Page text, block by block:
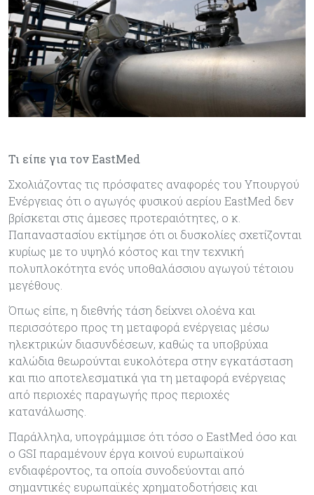
Τι είπε για τον EastMed
Σχολιάζοντας τις πρόσφατες αναφορές του Υπουργού
Ενέργειας ότι ο αγωγός φυσικού αερίου EastMed δεν
βρίσκεται στις άμεσες προτεραιότητες, ο κ.
Παπαναστασίου εκτίμησε ότι οι δυσκολίες σχετίζονται
κυρίως με το υψηλό κόστος και την τεχνική
πολυπλοκότητα ενός υποθαλάσσιου αγωγού τέτοιου
μεγέθους.
Όπως είπε, η διεθνής τάση δείχνει ολοένα και
περισσότερο προς τη μεταφορά ενέργειας μέσω
ηλεκτρικών διασυνδέσεων, καθώς τα υποβρύχια
καλώδια θεωρούνται ευκολότερα στην εγκατάσταση
και πιο αποτελεσματικά για τη μεταφορά ενέργειας
από περιοχές παραγωγής προς περιοχές
κατανάλωσης.
Παράλληλα, υπογράμμισε ότι τόσο ο EastMed όσο και
ο GSI παραμένουν έργα κοινού ευρωπαϊκού
ενδιαφέροντος, τα οποία συνοδεύονται από
σημαντικές ευρωπαϊκές χρηματοδοτήσεις και